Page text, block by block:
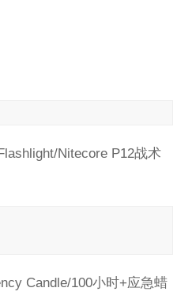
Nitecore P12战术
Candle/100小时+应急蜡